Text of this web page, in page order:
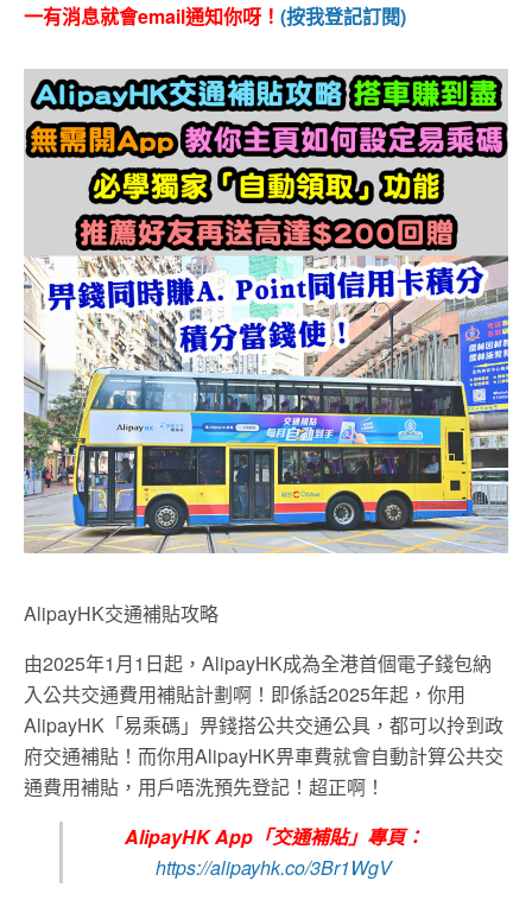
一有消息就會email通知你呀！ (按我登記訂閱)
AlipayHK交通補貼攻略
由2025年1月1日起，AlipayHK成為全港首個電子錢包納
入公共交通費用補貼計劃啊！即係話2025年起，你用
AlipayHK「易乘碼」畀錢搭公共交通公具，都可以拎到政
府交通補貼！而你用AlipayHK畀車費就會自動計算公共交
通費用補貼，用戶唔洗預先登記！超正啊！
AlipayHK App「交通補貼」專頁：
https://alipayhk.co/3Br1WgV